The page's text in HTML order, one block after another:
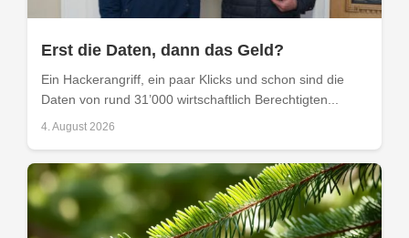
Erst die Daten, dann das Geld?
Ein Hackerangriff, ein paar Klicks und schon sind die
Daten von rund 31’000 wirtschaftlich Berechtigten...
4. August 2026